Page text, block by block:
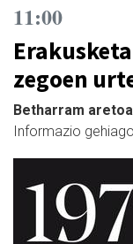
11:00
zegoen
Betharram
Informazio